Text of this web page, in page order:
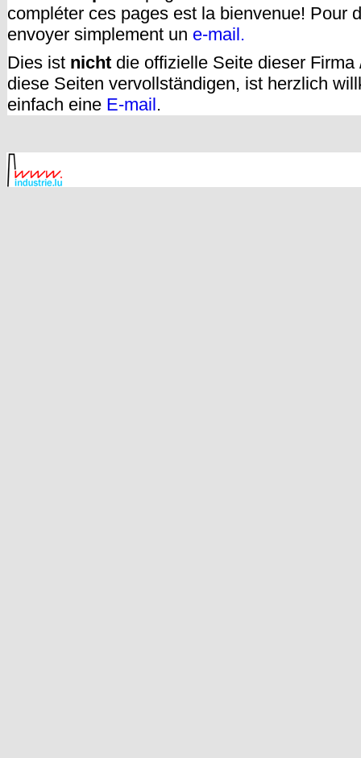
compléter ces pages est la bienvenue! Pour
envoyer simplement un e-mail.
Dies ist nicht die offizielle Seite dieser
diese Seiten vervollständigen, ist herzlich
einfach eine E-mail.